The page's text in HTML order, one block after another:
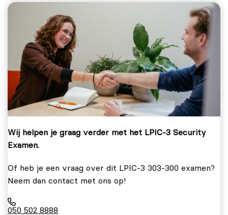
Wij helpen je graag verder met het LPIC-3 Security
Examen.
Of heb je een vraag over dit LPIC-3 303-300 examen?
Neem dan contact met ons op!
050 502 8888